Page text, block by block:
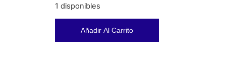
1 disponibles
Añadir Al Carrito